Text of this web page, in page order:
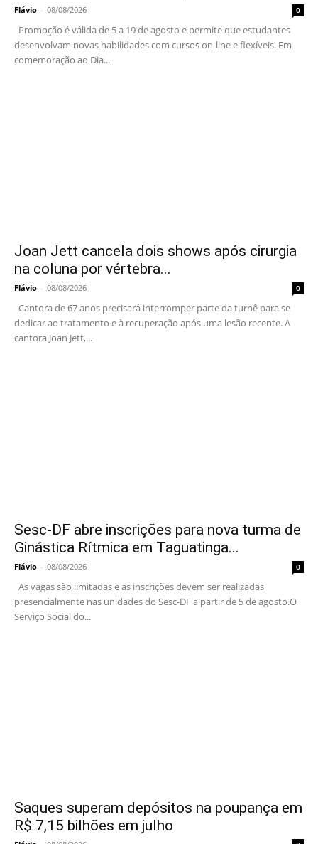
Flávio - 08/08/2026 0
Promoção é válida de 5 a 19 de agosto e permite que estudantes
desenvolvam novas habilidades com cursos on-line e flexíveis. Em
comemoração ao Dia...
Joan Jett cancela dois shows após cirurgia
na coluna por vértebra...
Flávio - 08/08/2026 0
Cantora de 67 anos precisará interromper parte da turnê para se
dedicar ao tratamento e à recuperação após uma lesão recente. A
cantora Joan Jett,...
Sesc-DF abre inscrições para nova turma de
Ginástica Rítmica em Taguatinga...
Flávio - 08/08/2026 0
As vagas são limitadas e as inscrições devem ser realizadas
presencialmente nas unidades do Sesc-DF a partir de 5 de agosto.O
Serviço Social do...
Saques superam depósitos na poupança em
R$ 7,15 bilhões em julho